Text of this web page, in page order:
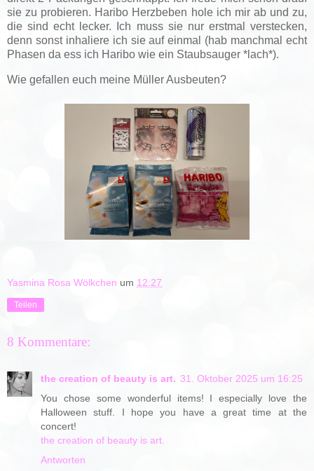
sie zu probieren. Haribo Herzbeben hole ich mir ab und zu,
die sind echt lecker. Ich muss sie nur erstmal verstecken,
denn sonst inhaliere ich sie auf einmal (hab manchmal echt
Phasen da ess ich Haribo wie ein Staubsauger *lach*).
Wie gefallen euch meine Müller Ausbeuten?
Yasmina Rosa Wölkchen um 12:27
Teilen
8 Kommentare:
the creation of beauty is art. 31. Oktober 2025 um 16:25
You chose some wonderful items! I especially love the
Halloween stuff. I hope you have a great time at the
concert!
the creation of beauty is art.
Antworten